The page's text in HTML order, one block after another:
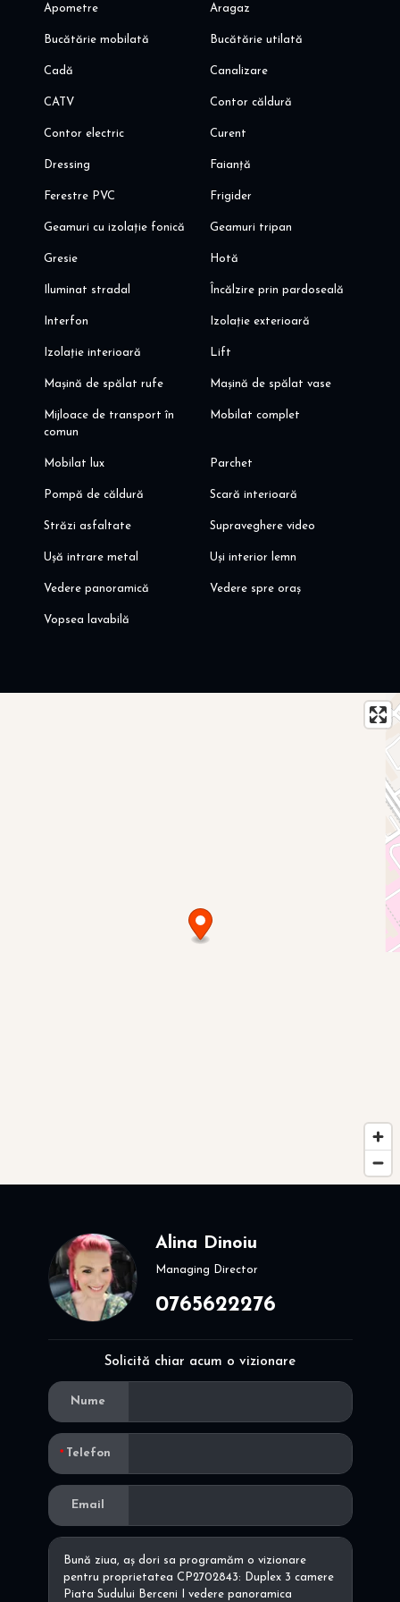
- distractie si relaxare: cafenele și restaurante populare, Cinema
Alina Dinoiu
Pentru mai multe oferte, va invit aici: dinoiuimobiliare.ro
Apometre Aragaz
Bucătărie mobilată Bucătărie utilată
Cadă Canalizare
CATV Contor căldură
Contor electric Curent
Dressing Faianță
Ferestre PVC Frigider
Geamuri cu izolație fonică Geamuri tripan
Gresie Hotă
Iluminat stradal Încălzire prin pardoseală
Interfon Izolație exterioară
Izolație interioară Lift
Mașină de spălat rufe Mașină de spălat vase
Mijloace de transport în
comun
Mobilat complet
Mobilat lux Parchet
Pompă de căldură Scară interioară
Străzi asfaltate Supraveghere video
Ușă intrare metal Uși interior lemn
Vedere panoramică Vedere spre oraș
Vopsea lavabilă
Alina Dinoiu
Managing Director
0765622276
Solicită chiar acum o vizionare
Nume
Telefon
Email